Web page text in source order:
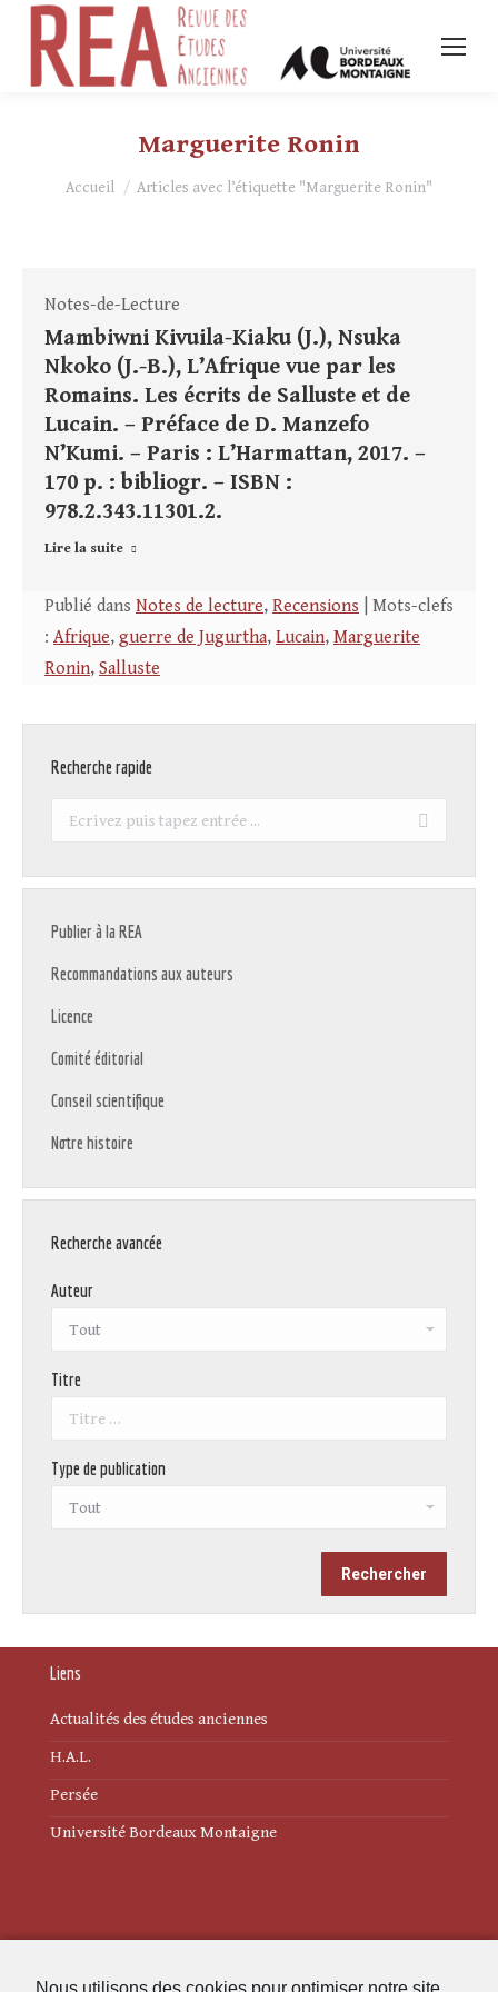
Nous utilisons des cookies pour optimiser notre site
Marguerite Ronin
Vous êtes ici :
Accueil Articles avec l’étiquette "Marguerite Ronin"
Notes-de-Lecture
Mambiwni Kivuila-Kiaku (J.), Nsuka
Nkoko (J.-B.), L’Afrique vue par les
Romains. Les écrits de Salluste et de
Lucain. – Préface de D. Manzefo
N’Kumi. – Paris : L’Harmattan, 2017. –
170 p. : bibliogr. – ISBN :
978.2.343.11301.2.
Lire la suite
Publié dans Notes de lecture, Recensions | Mots-clefs
: Afrique, guerre de Jugurtha, Lucain, Marguerite
Ronin, Salluste
Recherche rapide
Recherche
Publier à la REA
Recommandations aux auteurs
Licence
Comité éditorial
Conseil scientifique
Notre histoire
Recherche avancée
Auteur
Titre
Type de publication
Liens
Actualités des études anciennes
H.A.L.
Persée
Université Bordeaux Montaigne